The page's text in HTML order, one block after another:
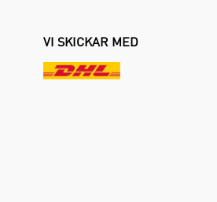
VI SKICKAR MED